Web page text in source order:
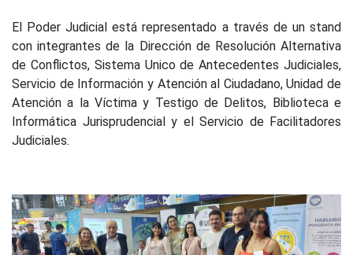
El Poder Judicial está representado a través de un stand
con integrantes de la Dirección de Resolución Alternativa
de Conflictos, Sistema Unico de Antecedentes Judiciales,
Servicio de Información y Atención al Ciudadano, Unidad de
Atención a la Víctima y Testigo de Delitos, Biblioteca e
Informática Jurisprudencial y el Servicio de Facilitadores
Judiciales.